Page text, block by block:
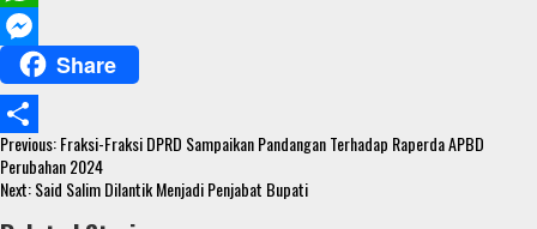
c
b
o
o
w
t
t
e
W
a
t
s
e
s
s
Share
S
h
Continue
Reading
Previous:Fraksi-Fraksi DPRD Sampaikan Pandangan Terhadap Raperda APBD
Perubahan 2024
Next:Said Salim Dilantik Menjadi Penjabat Bupati